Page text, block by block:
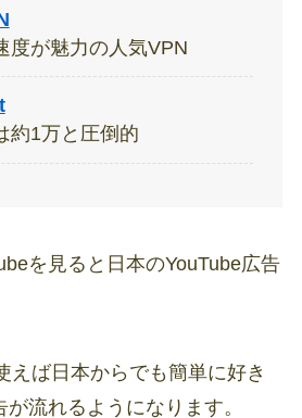
度が魅力の人気VPN
約1万と圧倒的
を見ると日本のYouTube広告
えば日本からでも簡単に好き
流れるようになります。